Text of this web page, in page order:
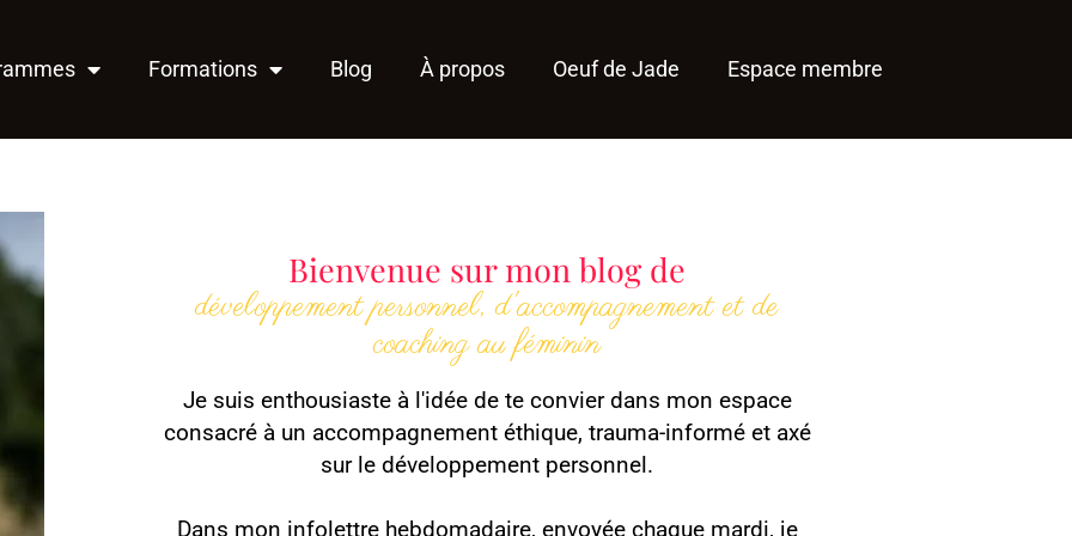
Formations Blog À propos Oeuf de Jade Espace membre
Bienvenue sur mon blog de
développement personnel, d'accompagnement et de
coaching au féminin
Je suis enthousiaste à l'idée de te convier dans mon espace
consacré à un accompagnement éthique, trauma-informé et axé
sur le développement personnel.
Dans mon infolettre hebdomadaire, envoyée chaque mardi, je